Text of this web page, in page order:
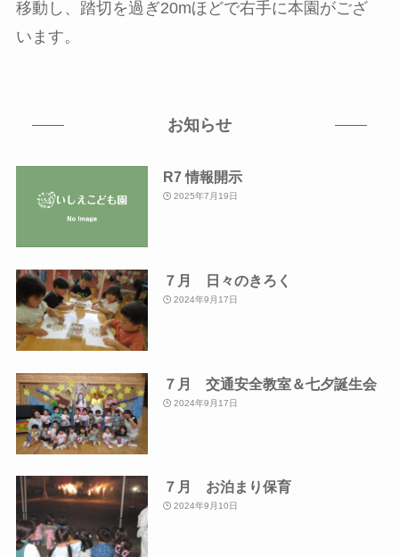
移動し、踏切を過ぎ20mほどで右手に本園がござ
います。
お知らせ
R7 情報開示
2025年7月19日
７月 日々のきろく
2024年9月17日
７月 交通安全教室＆七夕誕生会
2024年9月17日
７月 お泊まり保育
2024年9月10日